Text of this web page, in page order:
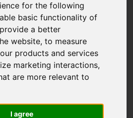
for the following
basic functionality of
a better
website,to measure
products and services
marketing interactions,
are more relevant to
I agree
AGUA SALADA
350.07.057